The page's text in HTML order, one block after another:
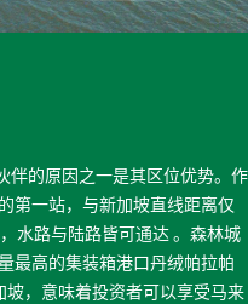
伴的原因之一是其区位优势。作
第一站，与新加坡直线距离仅
水路与陆路皆可通达 。森林城
最高的集装箱港口丹绒帕拉帕
，意味着投资者可以享受马来